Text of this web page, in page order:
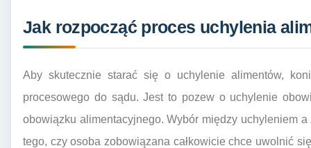
Jak rozpocząć proces uchylenia
Aby skutecznie starać się o uchylenie alimentów,
procesowego do sądu. Jest to pozew o uchylenie
obowiązku alimentacyjnego. Wybór między uchyleniem
tego, czy osoba zobowiązana całkowicie chce uwolnić